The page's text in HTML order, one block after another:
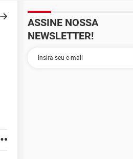
ASSINE NOSSA
NEWSLETTER!